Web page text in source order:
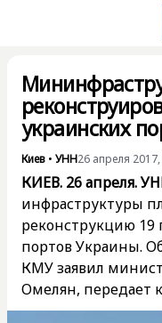
украинских
Киев • УНН26 апреля
КИЕВ. 26 апреля.
инфраструктуры
реконструкцию 19
портов Украины.
КМУ заявил
Омелян, передает